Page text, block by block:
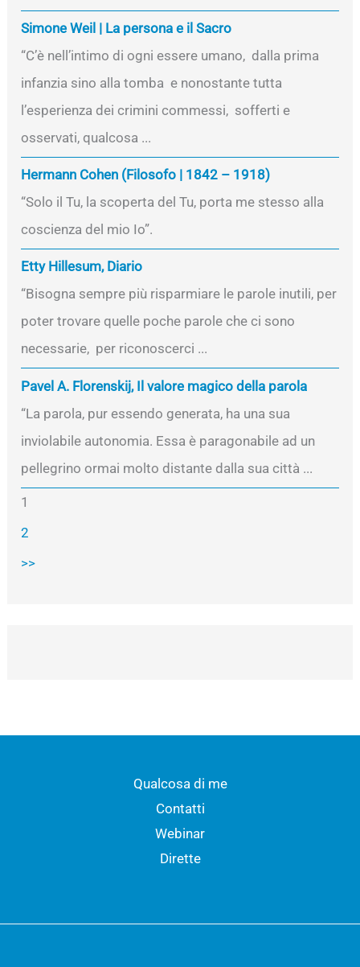
Simone Weil | La persona e il Sacro
“C’è nell’intimo di ogni essere umano, dalla prima
infanzia sino alla tomba e nonostante tutta
l’esperienza dei crimini commessi, sofferti e
osservati, qualcosa ...
Hermann Cohen (Filosofo | 1842 – 1918)
“Solo il Tu, la scoperta del Tu, porta me stesso alla
coscienza del mio Io”.
Etty Hillesum, Diario
“Bisogna sempre più risparmiare le parole inutili, per
poter trovare quelle poche parole che ci sono
necessarie, per riconoscerci ...
Pavel A. Florenskij, Il valore magico della parola
“La parola, pur essendo generata, ha una sua
inviolabile autonomia. Essa è paragonabile ad un
pellegrino ormai molto distante dalla sua città ...
1
2
>>
Qualcosa di me
Contatti
Webinar
Dirette